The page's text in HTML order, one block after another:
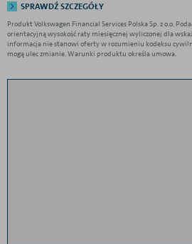
SPRAWDŹ SZCZEGÓŁY
Produkt Volkswagen Financial Services Polska Sp. z o.o.
orientacyjną wysokość raty miesięcznej wyliczonej dla
informacja nie stanowi oferty w rozumieniu kodeksu
mogą ulec zmianie. Warunki produktu określa umowa.